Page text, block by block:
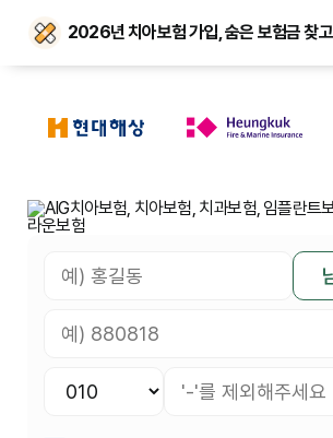
2026년 치아보험 가입, 숨은 보험금 찾